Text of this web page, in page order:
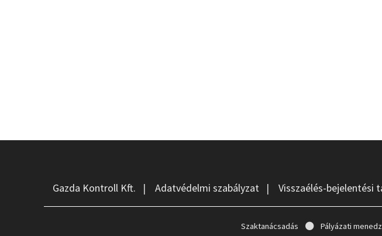
Gazda Kontroll Kft. |Adatvédelmi szabályzat |Visszaélés-bejelentési
Szaktanácsadás Pályázati